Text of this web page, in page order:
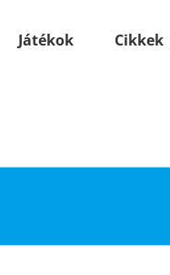
Játékok Cikkek